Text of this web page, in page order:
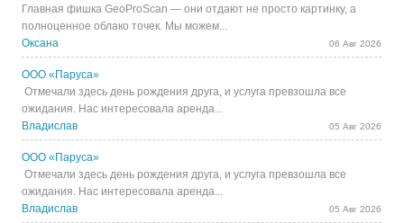
Главная фишка GeoProScan — они отдают не просто картинку, а
полноценное облако точек. Мы можем...
Оксана
06 Авг 2026
ООО «Паруса»
Отмечали здесь день рождения друга, и услуга превзошла все
ожидания. Нас интересовала аренда...
Владислав
05 Авг 2026
ООО «Паруса»
Отмечали здесь день рождения друга, и услуга превзошла все
ожидания. Нас интересовала аренда...
Владислав
05 Авг 2026